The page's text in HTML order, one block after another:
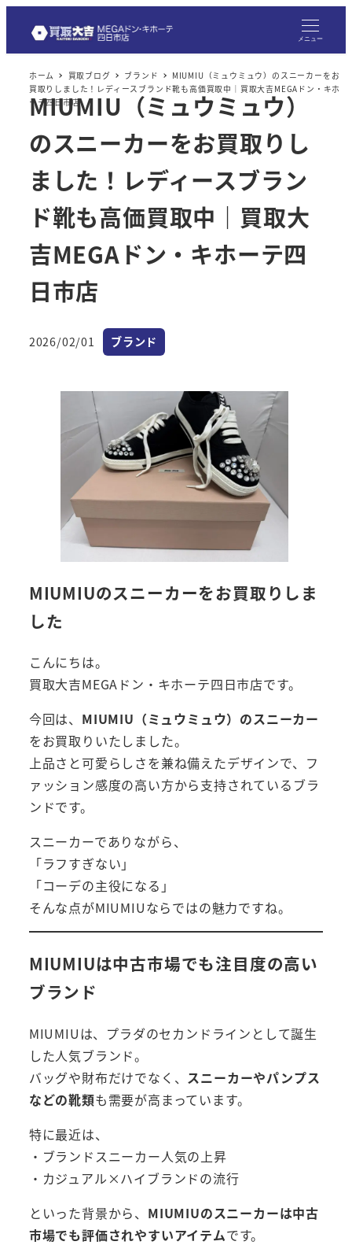
メニュー
ホーム 買取ブログ ブランド
MIUMIU（ミュウミュウ）のスニーカーをお
買取りしました！レディースブランド靴も高価買取中｜買取大吉MEGAドン・キホ
ーテ四日市店
MIUMIU（ミュウミュウ）
のスニーカーをお買取りし
ました！レディースブラン
ド靴も高価買取中｜買取大
吉MEGAドン・キホーテ四
日市店
投稿日
2026/02/01 カテゴリー
ブランド
MIUMIUのスニーカーをお買取りしま
した
こんにちは。
買取大吉MEGAドン・キホーテ四日市店です。
今回は、 MIUMIU（ミュウミュウ）のスニーカー
をお買取りいたしました。
上品さと可愛らしさを兼ね備えたデザインで、フ
ァッション感度の高い方から支持されているブラ
ンドです。
スニーカーでありながら、
「ラフすぎない」
「コーデの主役になる」
そんな点がMIUMIUならではの魅力ですね。
MIUMIUは中古市場でも注目度の高い
ブランド
MIUMIUは、プラダのセカンドラインとして誕生
した人気ブランド。
バッグや財布だけでなく、 スニーカーやパンプス
などの靴類も需要が高まっています。
特に最近は、
・ブランドスニーカー人気の上昇
・カジュアル×ハイブランドの流行
といった背景から、 MIUMIUのスニーカーは中古
市場でも評価されやすいアイテムです。